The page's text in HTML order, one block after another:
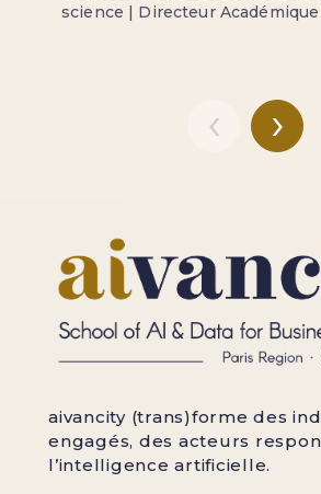
science | Directeur Académique
‹ ›
aivancity (trans)forme des
engagés, des acteurs
l’intelligence artificielle.